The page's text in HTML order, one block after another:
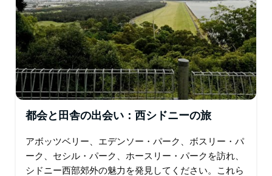
都会と田舎の出会い：西シドニーの旅
アボッツベリー、エデンソー・パーク、ボスリー・パ
ーク、セシル・パーク、ホースリー・パークを訪れ、
シドニー西部郊外の魅力を発見してください。これら